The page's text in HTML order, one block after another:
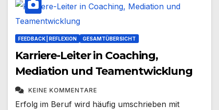
FEEDBACK | REFLEXION GESAMTÜBERSICHT
Karriere-Leiter in Coaching,
Mediation und Teamentwicklung
KEINE KOMMENTARE
Erfolg im Beruf wird häufig umschrieben mit